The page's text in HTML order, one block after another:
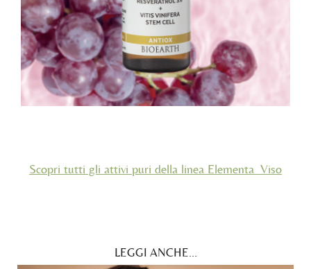
Scopri tutti gli attivi puri della linea Elementa_Viso
LEGGI ANCHE...